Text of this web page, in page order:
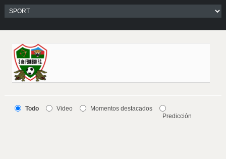
Todo Video
Momentos destacados
Predicción